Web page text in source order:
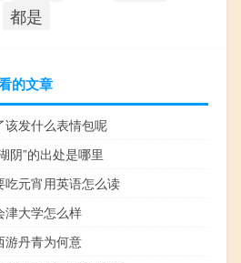
都是
的文章
该发什么表情包呢
阴”的出处是哪里
吃元宵用英语怎么读
津大学怎么样
游丹青为何意